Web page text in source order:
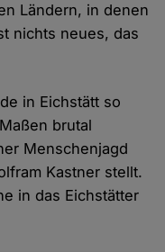
Ländern, in denen
nichts neues, das
in Eichstätt so
brutal
Menschenjagd
Kastner stellt.
in das Eichstätter